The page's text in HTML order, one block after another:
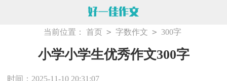
当前位置： 首页 > 字数作文 > 300字
小学小学生优秀作文300字
时间：2025-11-10 20:31:07